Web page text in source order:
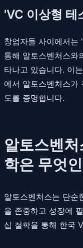
'VC 이상형 테
창업자들 사이에서는
통해 알토스벤처스와
타나고 있습니다. 이
에서 알토스벤처스가
도를 증명합니다.
알토스벤
학은 무엇
알토스벤처스는 단순
을 존중하고 성장에
십 철학을 통해 한국